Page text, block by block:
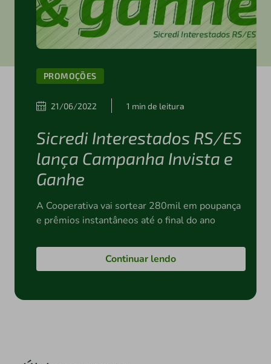
PROMOÇÕES
21/06/2022 1 min de leitura
Sicredi Interestados RS/ES
lança Campanha Invista e
Ganhe
A Cooperativa vai sortear 280mil em poupança
e prêmios instantâneos até o final do ano
Continuar lendo